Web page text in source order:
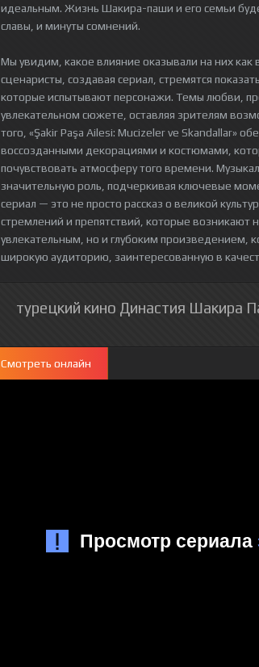
идеальным. Жизнь Шакира-паши и его семьи
славы, и минуты сомнений.
Мы увидим, какое влияние оказывали на них
сценаристы, создавая сериал, стремятся
которые испытывают персонажи. Темы любви,
увлекательном сюжете, оставляя зрителям
того, «Şakir Paşa Ailesi: Mucizeler ve Skandallar»
воссозданными декорациями и костюмами,
почувствовать атмосферу того времени.
значительную роль, подчеркивая ключевые
сериал — это не просто рассказ о великой
стремлений и препятствий, которые возникают
увлекательным, но и глубоким произведением,
широкую аудиторию, заинтересованную в
турецкий кино Династия Шакира
Смотреть онлайн